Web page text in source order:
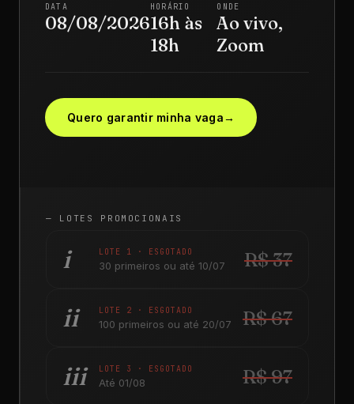
DATA
08/08/2026
HORÁRIO
16h às
18h
ONDE
Ao vivo,
Zoom
Quero garantir minha vaga→
— LOTES PROMOCIONAIS
i LOTE 1 · ESGOTADO
30 primeiros ou até 10/07 R$ 37
ii LOTE 2 · ESGOTADO
100 primeiros ou até 20/07 R$ 67
iii LOTE 3 · ESGOTADO
Até 01/08 R$ 97